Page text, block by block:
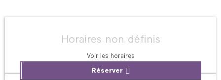
Horaires non définis
Voir les horaires
Réserver